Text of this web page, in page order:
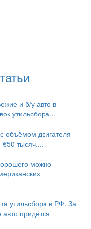
и б/у авто в
утильсбора...
объёмом двигателя
тысяч....
можно
утильсбора в РФ. За
придётся